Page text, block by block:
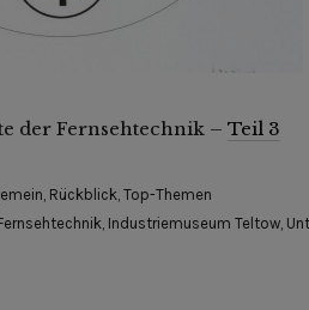
der Fernsehtechnik – Teil 3
Rückblick Top-Themen
Industriemuseum Teltow